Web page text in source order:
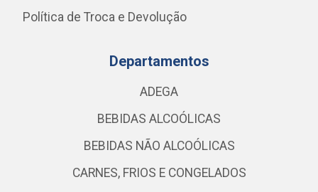
Política de Troca e Devolução
Departamentos
ADEGA
BEBIDAS ALCOÓLICAS
BEBIDAS NÃO ALCOÓLICAS
CARNES, FRIOS E CONGELADOS